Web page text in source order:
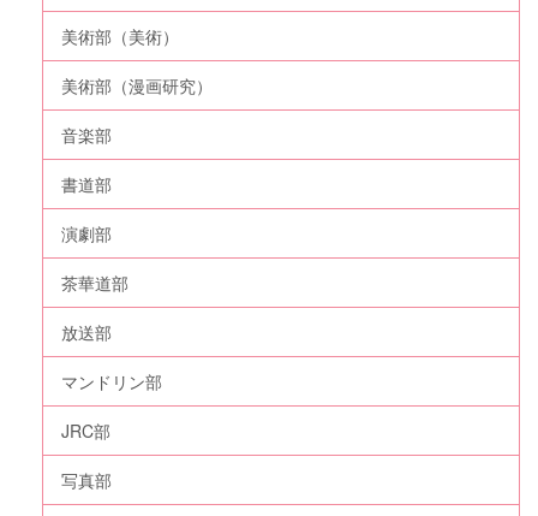
美術部（美術）
美術部（漫画研究）
音楽部
書道部
演劇部
茶華道部
放送部
マンドリン部
JRC部
写真部